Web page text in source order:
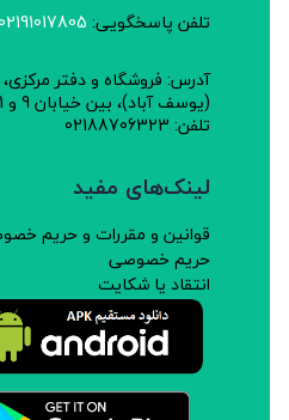
تلفن پاسخگویی:
آدرس: فروشگاه و دفتر مرکزی،
تلفن: 02188706323
لینک‌های مفید
قوانین و مقررات و حریم
حریم خصوصی
انتقاد یا شکایت